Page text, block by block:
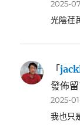
2025-
光陰荏
「
發佈
2025-
我也只